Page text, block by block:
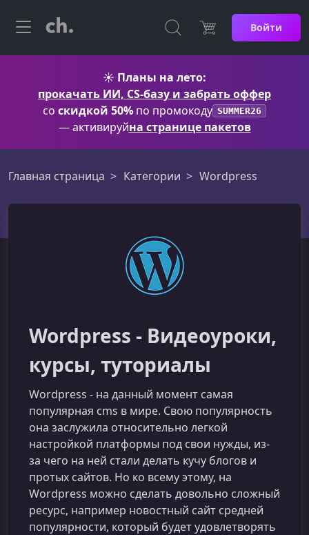
Войти
☀️ Планы на лето:
прокачать ИИ, CS-базу и забрать оффер
со скидкой 50% по промокоду SUMMER26
— активируйна странице пакетов
Главная страница Категории Wordpress
Wordpress - Видеоуроки,
курсы, туториалы
Wordpress - на данный момент самая
популярная cms в мире. Свою популярность
она заслужила относительно легкой
настройкой платформы под свои нужды, из-
за чего на ней стали делать кучу блогов и
протых сайтов. Но ко всему этому, на
Wordpress можно сделать довольно сложный
ресурс, например новостный сайт средней
популярности, который будет удовлетворять